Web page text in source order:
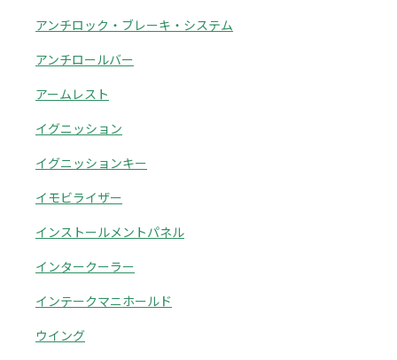
アンチロック・ブレーキ・システム
アンチロールバー
アームレスト
イグニッション
イグニッションキー
イモビライザー
インストールメントパネル
インタークーラー
インテークマニホールド
ウイング